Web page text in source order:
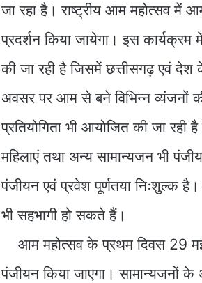
जा रहा है। राष्ट्रीय आम महोत्सव में
प्रदर्शन किया जायेगा। इस कार्यक्रम
की जा रही है जिसमें छत्तीसगढ़ एवं देश
अवसर पर आम से बने विभिन्न व्यंजनों
प्रतियोगिता भी आयोजित की जा रही है
महिलाएं तथा अन्य सामान्यजन भी
पंजीयन एवं प्रवेश पूर्णतया निःशुल्क
भी सहभागी हो सकते हैं।
आम महोत्सव के प्रथम दिवस 29 मई
पंजीयन किया जाएगा। सामान्यजनों के